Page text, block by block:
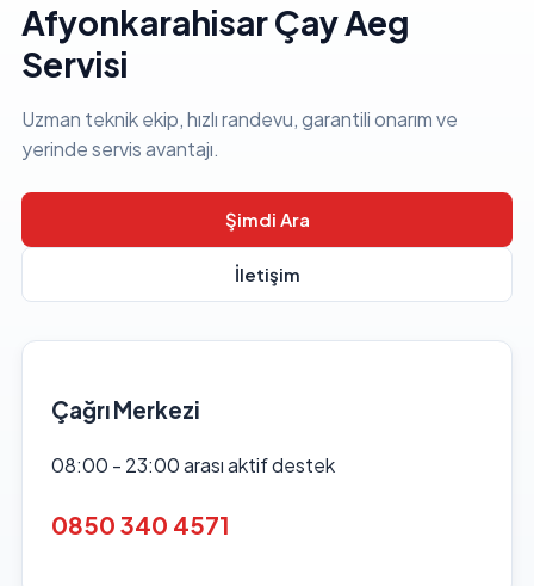
Afyonkarahisar Çay Aeg
Servisi
Uzman teknik ekip, hızlı randevu, garantili onarım ve
yerinde servis avantajı.
Şimdi Ara
İletişim
Çağrı Merkezi
08:00 - 23:00 arası aktif destek
0850 340 4571